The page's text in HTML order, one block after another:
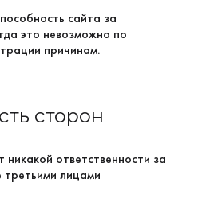
сайта за
это невозможно по
причинам.
сторон
ответственности за
третьими лицами